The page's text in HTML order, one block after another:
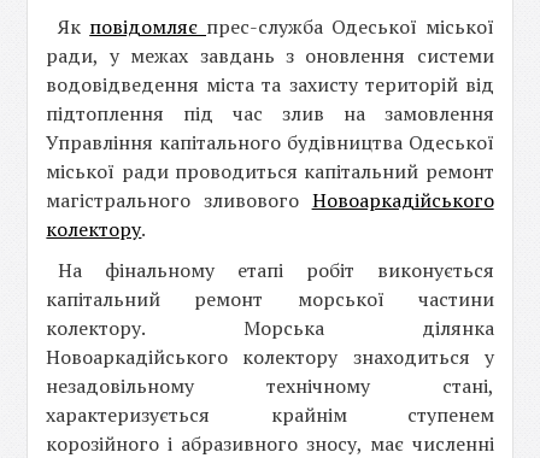
Як повідомляє прес-служба Одеської міської
ради, у межах завдань з оновлення системи
водовідведення міста та захисту територій від
підтоплення під час злив на замовлення
Управління капітального будівництва Одеської
міської ради проводиться капітальний ремонт
магістрального зливового Новоаркадійського
колектору.
На фінальному етапі робіт виконується
капітальний ремонт морської частини
колектору. Морська ділянка
Новоаркадійського колектору знаходиться у
незадовільному технічному стані,
характеризується крайнім ступенем
корозійного і абразивного зносу, має численні